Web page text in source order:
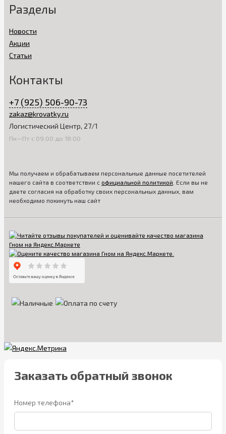
Разделы
Новости
Акции
Статьи
Контакты
+7 (925) 506-90-73
zakaz@krovatky.ru
Логистический Центр, 27/1
Пн—Пт с 09:00 до 18:00
Мы получаем и обрабатываем персональные данные посетителей
нашего сайта в соответствии с официальной политикой . Если вы не
даете согласия на обработку своих персональных данных, вам
необходимо покинуть наш сайт
Заказать обратный звонок
Номер телефона*